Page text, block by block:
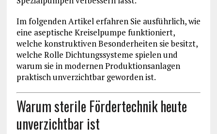
Im folgenden Artikel erfahren Sie ausführlich, wie
eine aseptische Kreiselpumpe funktioniert,
welche konstruktiven Besonderheiten sie besitzt,
welche Rolle Dichtungssysteme spielen und
warum sie in modernen Produktionsanlagen
praktisch unverzichtbar geworden ist.
Warum sterile Fördertechnik heute
unverzichtbar ist